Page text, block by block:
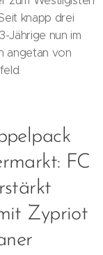
knapp drei
Jährige nun im
angetan von
FC
Zypriot